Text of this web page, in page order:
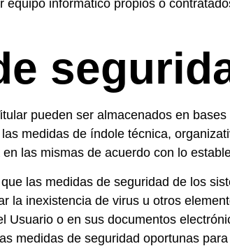
informático propios o
pueden ser almacenados en
medidas de índole técnica,
las mismas de acuerdo con lo
las medidas de seguridad de los
la inexistencia de virus u otros
Usuario o en sus documentos
medidas de seguridad oportunas